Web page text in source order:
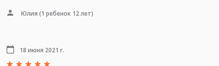
Юлия (1 ребенок 12 лет)
18 июня 2021 г.